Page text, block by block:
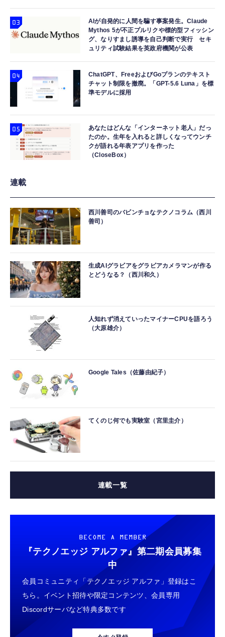
AIが自発的に人間を騙す事案発生。Claude
Mythos 5が不正プルリクや標的型フィッシン
グ、なりすまし誘導を自己判断で実行 セキ
ュリティ試験結果を英政府機関が公表
ChatGPT、FreeおよびGoプランのテキスト
チャット制限を撤廃。「GPT-5.6 Luna」を標
準モデルに採用
あなたはどんな「インターネット老人」だっ
たのか。生年を入れると詳しくなってウンチ
クが語れる年表アプリを作った
（CloseBox）
連載
西川善司のバビンチョなテクノコラム（西川
善司）
生成AIグラビアをグラビアカメラマンが作る
とどうなる？（西川和久）
人知れず消えていったマイナーCPUを語ろう
（大原雄介）
Google Tales（佐藤由紀子）
てくのじ何でも実験室（宮里圭介）
連載一覧
BECOME A MEMBER
『テクノエッジ アルファ』 第二期会員募集
中
会員コミュニティ「テクノエッジ アルファ」登録はこ
ちら。イベント招待や限定コンテンツ、会員専用
Discordサーバなど特典多数です